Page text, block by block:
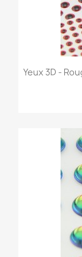
Yeux 3D -